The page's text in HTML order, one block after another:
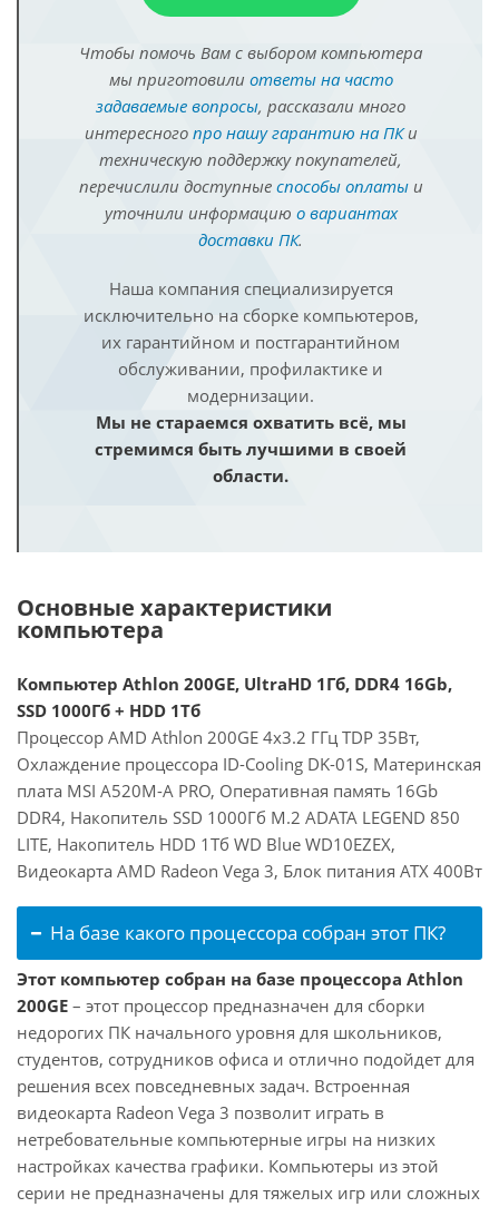
Чтобы помочь Вам с выбором компьютера
мы приготовили ответы на часто
задаваемые вопросы, рассказали много
интересного про нашу гарантию на ПКи
техническую поддержку покупателей,
перечислили доступные способы оплатыи
уточнили информацию о вариантах
доставки ПК.
Наша компания специализируется
исключительно на сборке компьютеров,
их гарантийном и постгарантийном
обслуживании, профилактике и
модернизации.
Мы не стараемся охватить всё, мы
стремимся быть лучшими в своей
области.
Основные характеристики
компьютера
Компьютер Athlon 200GE, UltraHD 1Гб, DDR4 16Gb,
SSD 1000Гб + HDD 1Тб
Процессор AMD Athlon 200GE 4x3.2 ГГц TDP 35Вт,
Охлаждение процессора ID-Cooling DK-01S, Материнская
плата MSI A520M-A PRO, Оперативная память 16Gb
DDR4, Накопитель SSD 1000Гб M.2 ADATA LEGEND 850
LITE, Накопитель HDD 1Тб WD Blue WD10EZEX,
Видеокарта AMD Radeon Vega 3, Блок питания ATX 400Вт
На базе какого процессора собран этот ПК?
Этот компьютер собран на базе процессора Athlon
200GE – этот процессор предназначен для сборки
недорогих ПК начального уровня для школьников,
студентов, сотрудников офиса и отлично подойдет для
решения всех повседневных задач. Встроенная
видеокарта Radeon Vega 3 позволит играть в
нетребовательные компьютерные игры на низких
настройках качества графики. Компьютеры из этой
серии не предназначены для тяжелых игр или сложных